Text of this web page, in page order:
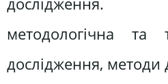
методологічна та
дослідження, методи